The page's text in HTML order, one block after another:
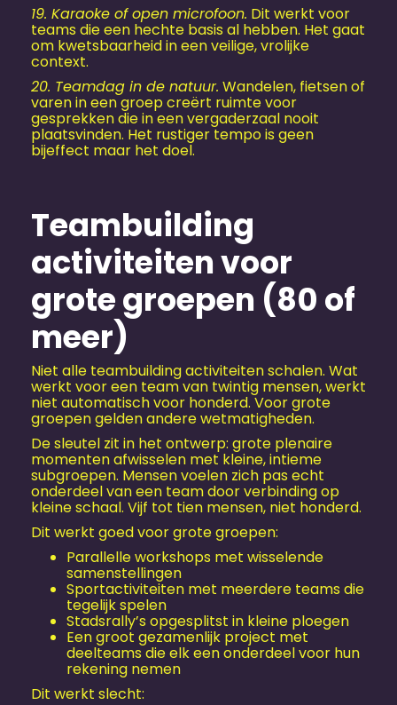
19. Karaoke of open microfoon. Dit werkt voor
teams die een hechte basis al hebben. Het gaat
om kwetsbaarheid in een veilige, vrolijke
context.
20. Teamdag in de natuur. Wandelen, fietsen of
varen in een groep creërt ruimte voor
gesprekken die in een vergaderzaal nooit
plaatsvinden. Het rustiger tempo is geen
bijeffect maar het doel.
Teambuilding
activiteiten voor
grote groepen (80 of
meer)
Niet alle teambuilding activiteiten schalen. Wat
werkt voor een team van twintig mensen, werkt
niet automatisch voor honderd. Voor grote
groepen gelden andere wetmatigheden.
De sleutel zit in het ontwerp: grote plenaire
momenten afwisselen met kleine, intieme
subgroepen. Mensen voelen zich pas echt
onderdeel van een team door verbinding op
kleine schaal. Vijf tot tien mensen, niet honderd.
Dit werkt goed voor grote groepen:
Parallelle workshops met wisselende
samenstellingen
Sportactiviteiten met meerdere teams die
tegelijk spelen
Stadsrally’s opgesplitst in kleine ploegen
Een groot gezamenlijk project met
deelteams die elk een onderdeel voor hun
rekening nemen
Dit werkt slecht: